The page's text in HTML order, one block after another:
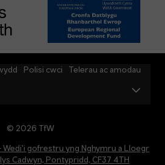
© 2026 TfW
Wedi'i gofrestru yng Nghymru a Lloegr
Cadwyn, Pontypridd, CF37 4TH
Polisi cwci Telerau ac amodau